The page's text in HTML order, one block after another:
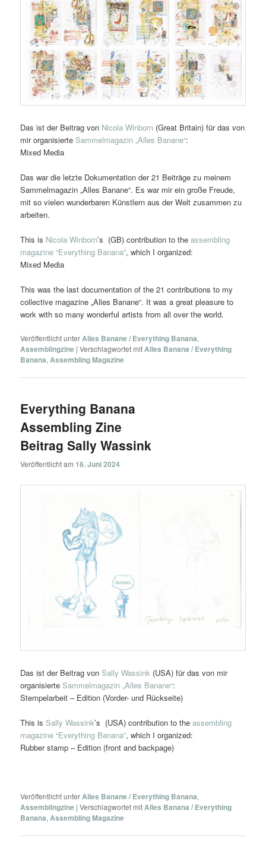
Das ist der Beitrag von Nicola Winborn (Great Britain) für das von
mir organisierteSammelmagazin „Alles Banane“:
Mixed Media
Das war die letzte Dokumentation der 21 Beiträge zu meinem
Sammelmagazin „Alles Banane“. Es war mir ein große Freude,
mit so vielen wunderbaren Künstlern aus der Welt zusammen zu
arbeiten.
This is Nicola Winborn’s (GB) contribution to theassembling
magazine “Everything Banana”, which I organized:
Mixed Media
This was the last documentation of the 21 contributions to my
collective magazine „Alles Banane“. It was a great pleasure to
work with so many wonderful artists from all over the world.
Veröffentlicht unterAlles Banane / Everything Banana,
Assemblingzine |Verschlagwortet mitAlles Banana / Everything
Banana, Assembling Magazine
Everything Banana
Assembling Zine
Beitrag Sally Wassink
Veröffentlicht am 16. Juni 2024
Das ist der Beitrag vonSally Wassink (USA) für das von mir
organisierteSammelmagazin „Alles Banane“:
Stempelarbeit – Edition (Vorder- und Rückseite)
This isSally Wassink’s (USA) contribution to theassembling
magazine “Everything Banana”, which I organized:
Rubber stamp – Edition (front and backpage)
Veröffentlicht unterAlles Banane / Everything Banana,
Assemblingzine |Verschlagwortet mitAlles Banana / Everything
Banana, Assembling Magazine